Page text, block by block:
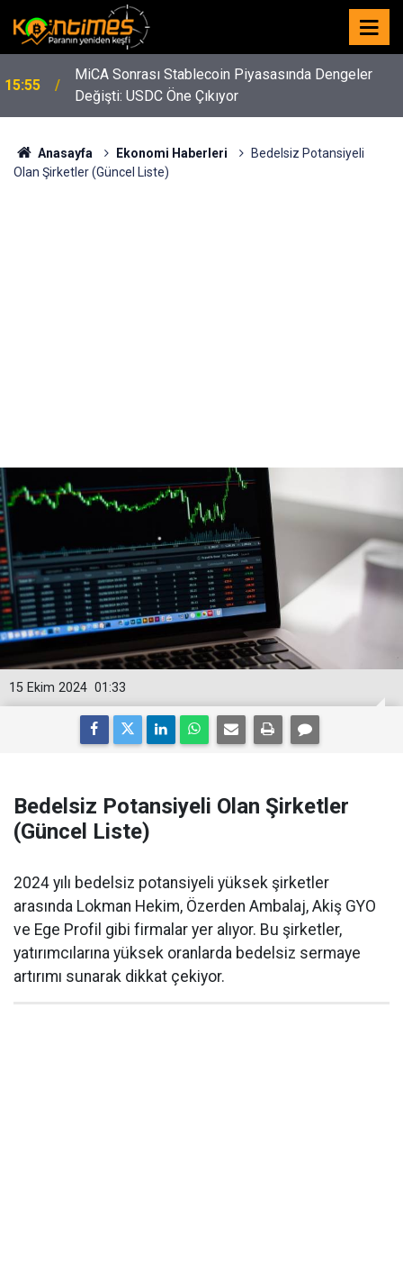
15:55
MiCA Sonrası Stablecoin Piyasasında Dengeler
Değişti: USDC Öne Çıkıyor
Anasayfa Ekonomi Haberleri
Bedelsiz Potansiyeli
Olan Şirketler (Güncel Liste)
01:33
15 Ekim 2024
Bedelsiz Potansiyeli Olan Şirketler
(Güncel Liste)
2024 yılı bedelsiz potansiyeli yüksek şirketler
arasında Lokman Hekim, Özerden Ambalaj, Akiş GYO
ve Ege Profil gibi firmalar yer alıyor. Bu şirketler,
yatırımcılarına yüksek oranlarda bedelsiz sermaye
artırımı sunarak dikkat çekiyor.